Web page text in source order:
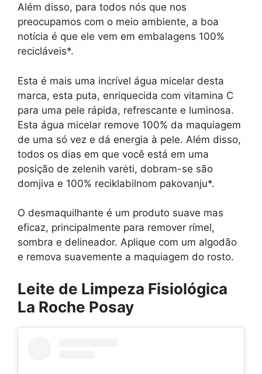
Além disso, para todos nós que nos
preocupamos com o meio ambiente, a boa
notícia é que ele vem em embalagens 100%
recicláveis*.
Esta é mais uma incrível água micelar desta
marca, esta puta, enriquecida com vitamina C
para uma pele rápida, refrescante e luminosa.
Esta água micelar remove 100% da maquiagem
de uma só vez e dá energia à pele. Além disso,
todos os dias em que você está em uma
posição de zelenih varėti, dobram-se são
domjiva e 100% reciklabilnom pakovanju*.
O desmaquilhante é um produto suave mas
eficaz, principalmente para remover rímel,
sombra e delineador. Aplique com um algodão
e remova suavemente a maquiagem do rosto.
Leite de Limpeza Fisiológica
La Roche Posay